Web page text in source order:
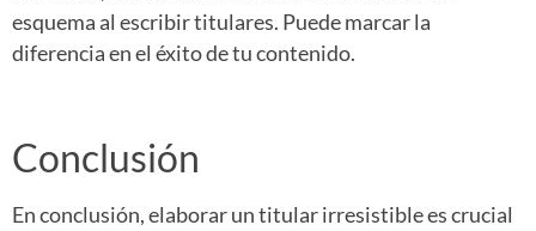
esquema al escribir titulares. Puede marcar la
diferencia en el éxito de tu contenido.
Conclusión
En conclusión, elaborar un titular irresistible es crucial